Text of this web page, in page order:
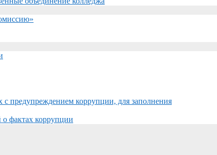
предупреждением коррупции, для заполнения
о фактах коррупции